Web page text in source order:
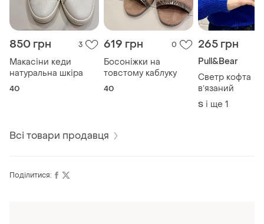
850 грн 3
Макасіни кеди
натуральна шкіра
40
619 грн 0
Босоніжки на
товстому каблуку
40
265 грн
Pull&Bear
Светр кофта
вʼязаний
S і ще 1
Всі товари продавця
Поділитися: